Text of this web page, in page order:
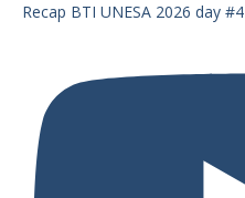
Recap BTI UNESA 2026 day #4